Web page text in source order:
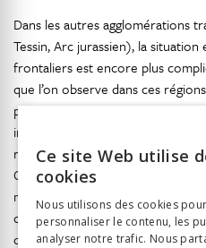
Dans les autres agglomérations
Tessin, Arc jurassien), la
frontaliers est encore plus
que l’on observe dans ces
provenance de la France
individuels
, soit plus que les
reste de la Suisse (67 %) et,
Genevois eux-mêmes (
motif de travail des habitants du
ceux travaillant à Genève), la
cas. Le trafic motorisé, dont
Ce site Web utilise
cookies
Nous utilisons des cookies pour
personnaliser le contenu, les
analyser notre trafic. Nous